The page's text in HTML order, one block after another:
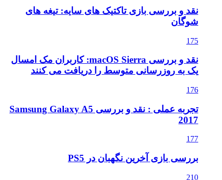
نقد و بررسی بازی تاکتیک های سایه: تیغه های
شوگان
175
نقد و بررسی macOS Sierra: کاربران مک امسال
یک به روزرسانی متوسط را دریافت می کنند
176
تجربه عملی : نقد و بررسی Samsung Galaxy A5
2017
177
بررسی بازی آخرین نگهبان در PS5
210